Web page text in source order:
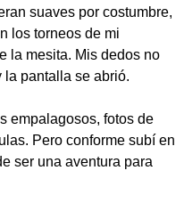
suaves por costumbre,
los torneos de mi
la mesita. Mis dedos no
la pantalla se abrió.
empalagosos, fotos de
Pero conforme subí en
ser una aventura para